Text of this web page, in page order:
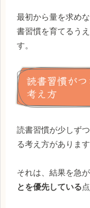
最初から量を求め
書習慣を育てるう
す。
読書習慣が
考え方
読書習慣が少しず
る考え方があります
それは、結果を急が
とを優先している